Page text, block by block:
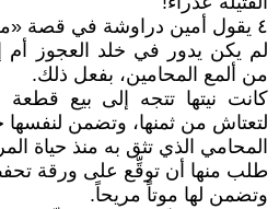
٤ يقول أمين دراوشة في قصة «محامون»:
لم يكن يدور في خلد العجوز أم
من ألمع المحامين، بفعل ذلك.
كانت نيتها تتجه إلى بيع
لتعتاش من ثمنها، وتضمن لنفسها
المحامي الذي تثق به منذ حياة
طلب منها أن توقِّع على ورقة
وتضمن لها موتاً مريحاً.